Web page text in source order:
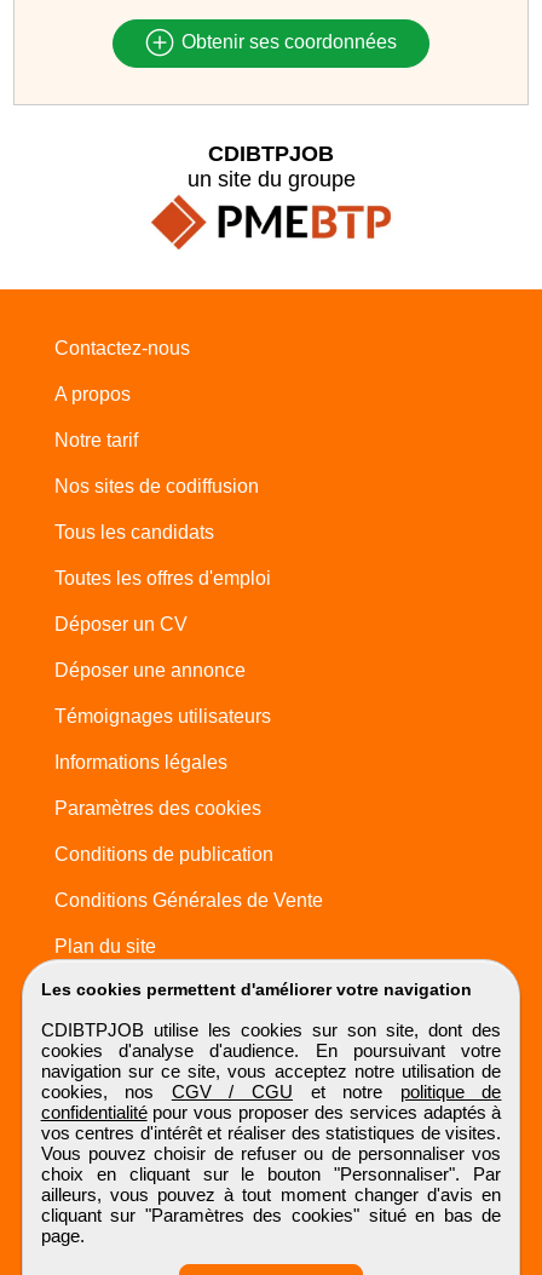
Obtenir ses coordonnées
Les cookies permettent d'améliorer votre navigation
CDIBTPJOB utilise les cookies sur son site, dont des
cookies d'analyse d'audience. En poursuivant votre
navigation sur ce site, vous acceptez notre utilisation de
cookies, nos CGV / CGU et notre politique de
confidentialitépour vous proposer des services adaptés à
vos centres d'intérêt et réaliser des statistiques de visites.
Vous pouvez choisir de refuser ou de personnaliser vos
choix en cliquant sur le bouton "Personnaliser". Par
ailleurs, vous pouvez à tout moment changer d'avis en
cliquant sur "Paramètres des cookies" situé en bas de
page.
CDIBTPJOB
un site du groupe
Contactez-nous
A propos
Notre tarif
Nos sites de codiffusion
Tous les candidats
Toutes les offres d'emploi
Déposer un CV
Déposer une annonce
Témoignages utilisateurs
Informations légales
Paramètres des cookies
Conditions de publication
Conditions Générales de Vente
Plan du site